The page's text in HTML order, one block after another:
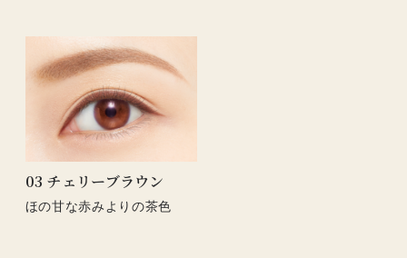
03 チェリーブラウン
ほの甘な赤みよりの茶色